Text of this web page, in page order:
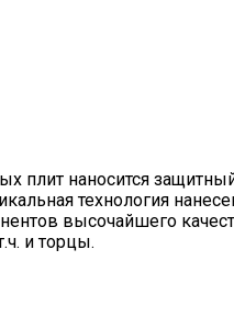
плит наносится
технология
высочайшего
и торцы.